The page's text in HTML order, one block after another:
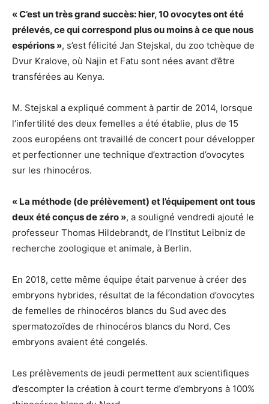
« C’est un très grand succès: hier, 10 ovocytes ont été
prélevés, ce qui correspond plus ou moins à ce que nous
espérions », s’est félicité Jan Stejskal, du zoo tchèque de
Dvur Kralove, où Najin et Fatu sont nées avant d’être
transférées au Kenya.
M. Stejskal a expliqué comment à partir de 2014, lorsque
l’infertilité des deux femelles a été établie, plus de 15
zoos européens ont travaillé de concert pour développer
et perfectionner une technique d’extraction d’ovocytes
sur les rhinocéros.
« La méthode (de prélèvement) et l’équipement ont tous
deux été conçus de zéro », a souligné vendredi ajouté le
professeur Thomas Hildebrandt, de l’Institut Leibniz de
recherche zoologique et animale, à Berlin.
En 2018, cette même équipe était parvenue à créer des
embryons hybrides, résultat de la fécondation d’ovocytes
de femelles de rhinocéros blancs du Sud avec des
spermatozoïdes de rhinocéros blancs du Nord. Ces
embryons avaient été congelés.
Les prélèvements de jeudi permettent aux scientifiques
d’escompter la création à court terme d’embryons à 100%